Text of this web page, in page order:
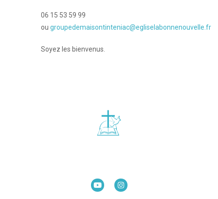
06 15 53 59 99
ou groupedemaisontinteniac@egliselabonnenouvelle.fr
Soyez les bienvenus.